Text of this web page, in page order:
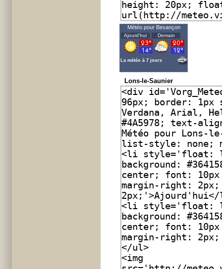
Météo pour Besançon
Ajourd'hui Demain
La météo à 7 jours
Lons-le-Saunier